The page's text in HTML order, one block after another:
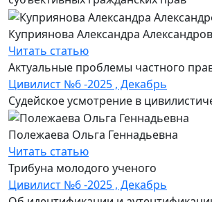
Куприянова Александра
Читать статью
Актуальные проблемы частного
Цивилист №6 -2025 , Декабрь
Судейское усмотрение в
Полежаева Ольга Геннадьевна
Читать статью
Трибуна молодого ученого
Цивилист №6 -2025 , Декабрь